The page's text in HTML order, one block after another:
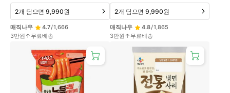
매직나우 4.7/1,666
3만원↑무료배송
2개 담으면 9,990원
매직나우 4.8/1,865
3만원↑무료배송
2개 담으면 9,990원